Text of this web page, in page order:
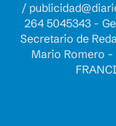
/
264 5045343 -
Secretario de
Mario Romero